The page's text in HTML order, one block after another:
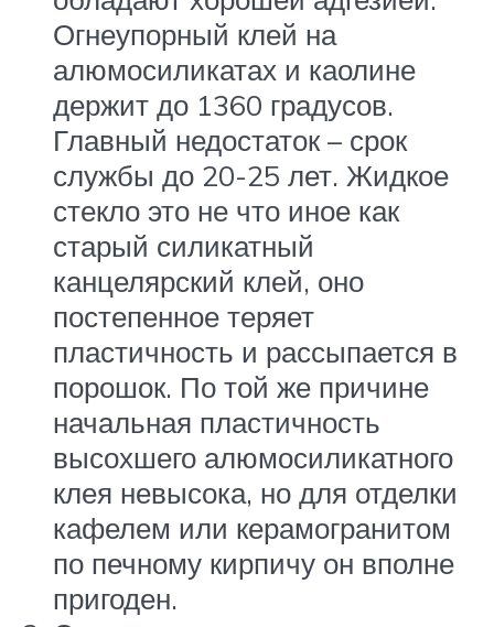
Огнеупорный клей на
алюмосиликатах и каолине
держит до 1360 градусов.
Главный недостаток – срок
службы до 20-25 лет. Жидкое
стекло это не что иное как
старый силикатный
канцелярский клей, оно
постепенное теряет
пластичность и рассыпается в
порошок. По той же причине
начальная пластичность
высохшего алюмосиликатного
клея невысока, но для отделки
кафелем или керамогранитом
по печному кирпичу он вполне
пригоден.